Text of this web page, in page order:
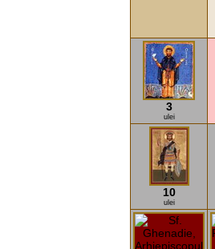
3
ulei
10
ulei